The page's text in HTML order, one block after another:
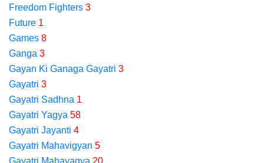
Freedom Fighters 3
Future 1
Games 8
Ganga 3
Gayan Ki Ganaga Gayatri 3
Gayatri 3
Gayatri Sadhna 1
Gayatri Yagya 58
Gayatri Jayanti 4
Gayatri Mahavigyan 5
Gayatri Mahayagya 20